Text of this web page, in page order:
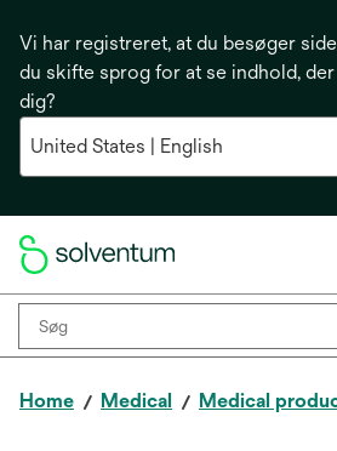
Vi har registreret, at du besøger
du skifte sprog for at se indhold,
dig?
Home Medical Medical